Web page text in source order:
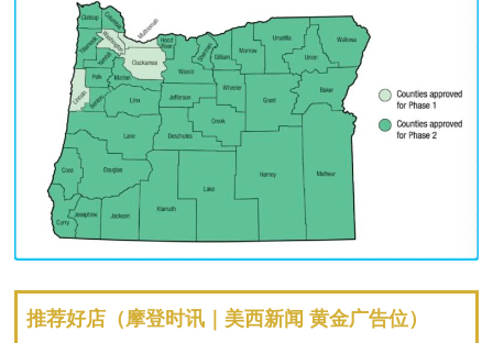
推荐好店（摩登时讯｜美西新闻 黄金广告位）